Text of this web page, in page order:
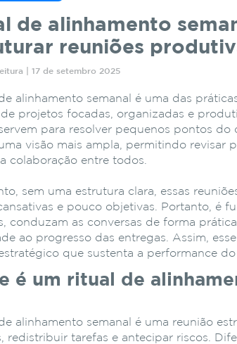
de alinhamento
reuniões
| 17 de setembro 2025
alinhamento semanal é uma das
projetos focadas, organizadas e
para resolver pequenos pontos do
visão mais ampla, permitindo revisar
colaboração entre todos.
sem uma estrutura clara, essas
e pouco objetivas. Portanto, é
conduzam as conversas de forma
ao progresso das entregas. Assim,
que sustenta a performance
é um ritual de
alinhamento semanal é uma reunião
redistribuir tarefas e antecipar riscos.